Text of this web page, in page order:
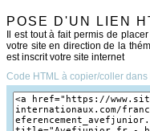
POSE D'UN LIEN
Il est tout à fait permis de
votre site en direction de la
est inscrit votre site internet
Code HTML à copier/coller